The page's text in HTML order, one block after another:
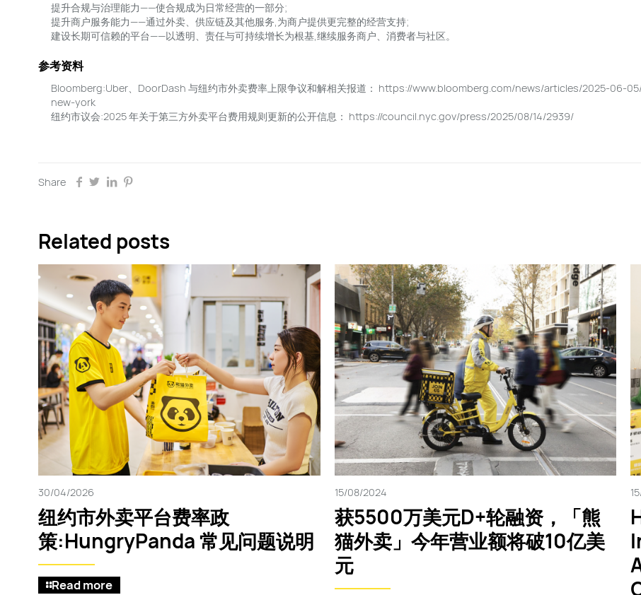
提升合规与治理能力——使合规成为日常经营的一部分;
提升商户服务能力——通过外卖、供应链及其他服务,为商户提供更完整的经营支持;
建设长期可信赖的平台——以透明、责任与可持续增长为根基,继续服务商户、消费者与社区。
参考资料
Bloomberg:Uber、DoorDash 与纽约市外卖费率上限争议和解相关报道： https://www.bloomberg.com/news/articles/2025-
new-york
纽约市议会:2025 年关于第三方外卖平台费用规则更新的公开信息： https://council.nyc.gov/press/2025/08/14/2939/
Share
Related posts
30/04/2026
纽约市外卖平台费率政
策:HungryPanda 常见问题说明
Read more
15/08/2024
获5500万美元D+轮融资，「熊
猫外卖」今年营业额将破10亿美
元